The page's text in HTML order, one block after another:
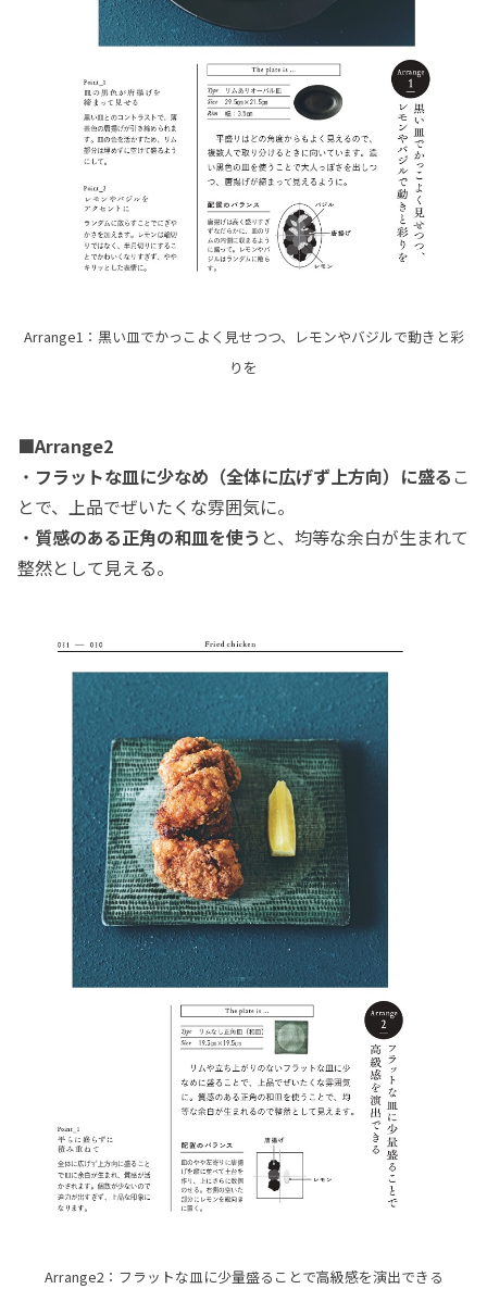
Arrange1：黒い皿でかっこよく見せつつ、レモンやバジルで動きと彩
りを
■Arrange2
・ フラットな皿に少なめ（全体に広げず上方向）に盛る こ
とで、上品でぜいたくな雰囲気に。
・ 質感のある正角の和皿を使う と、均等な余白が生まれて
整然として見える。
Arrange2：フラットな皿に少量盛ることで高級感を演出できる